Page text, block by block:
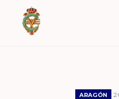
ARAGÓN